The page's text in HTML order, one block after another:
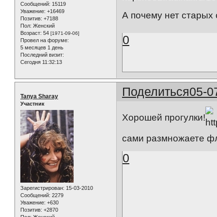
Сообщений: 15119
Уважение: +16469
Позитив: +7188
Пол: Женский
Возраст: 54 [1971-09-06]
Провел на форуме:
5 месяцев 1 день
Последний визит:
Сегодня 11:32:13
А почему нет старых
0
Поделиться05-
Tanya Sharay
Участник
Зарегистрирован: 15-03-2010
Сообщений: 2279
Уважение: +630
Позитив: +2870
Хорошей прогулки!
сами размножаете
0